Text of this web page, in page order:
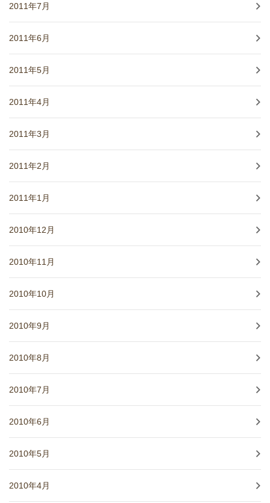
2011年7月
2011年6月
2011年5月
2011年4月
2011年3月
2011年2月
2011年1月
2010年12月
2010年11月
2010年10月
2010年9月
2010年8月
2010年7月
2010年6月
2010年5月
2010年4月